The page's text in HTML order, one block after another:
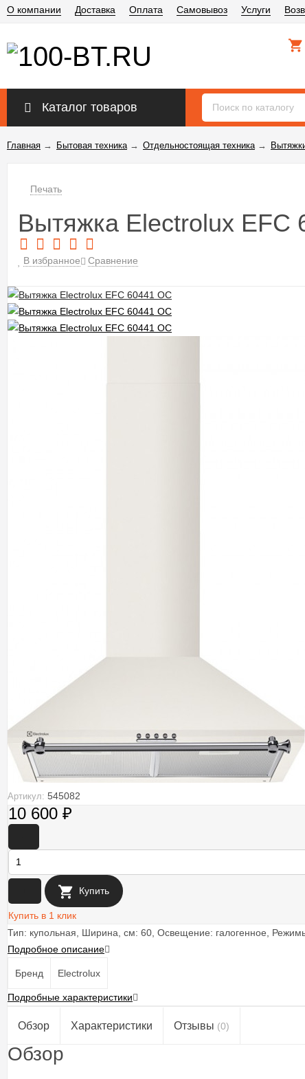
О компании Доставка Оплата Самовывоз Услуги
Каталог товаров
Главная → Бытовая техника→ Отдельностоящая техника→
Печать
Вытяжка Electrolux EFC
В избранное Сравнение
Артикул: 545082
10 600 ₽
Купить
Купить в 1 клик
Тип: купольная, Ширина, см: 60, Освещение: галогенное,
Подробное описание
Бренд Electrolux
Подробные характеристики
Обзор Характеристики Отзывы (0)
Обзор